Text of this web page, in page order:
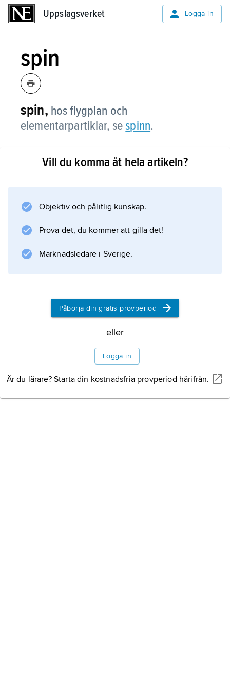
Uppslagsverket Logga in
spin
spin, hos flygplan och
elementarpartiklar, sespinn.
Vill du komma åt hela artikeln?
Objektiv och pålitlig kunskap.
Prova det, du kommer att gilla det!
Marknadsledare i Sverige.
Påbörja din gratis provperiod
eller
Logga in
Är du lärare? Starta din kostnadsfria provperiod härifrån.